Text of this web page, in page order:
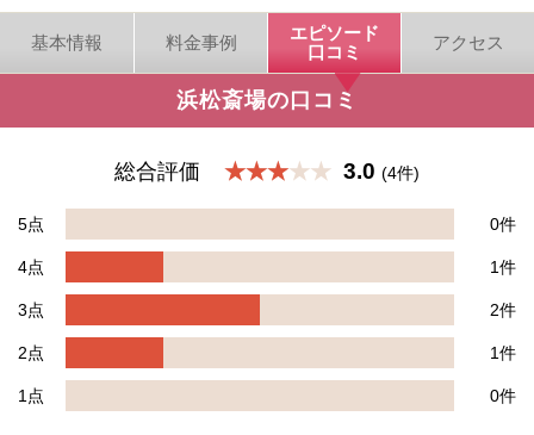
基本情報 料金事例
エピソード
口コミ
アクセス
浜松斎場の口コミ
総合評価 ★★★ 3.0 (4件)
5点 0件
4点 1件
3点 2件
2点 1件
1点 0件